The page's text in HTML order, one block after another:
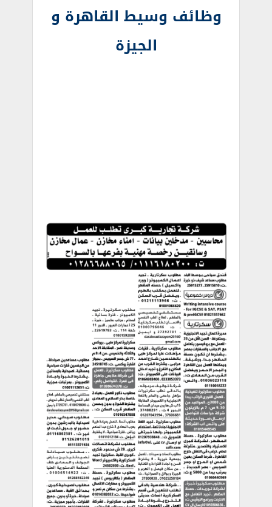
وظائف وسيط القاهرة و
الجيزة